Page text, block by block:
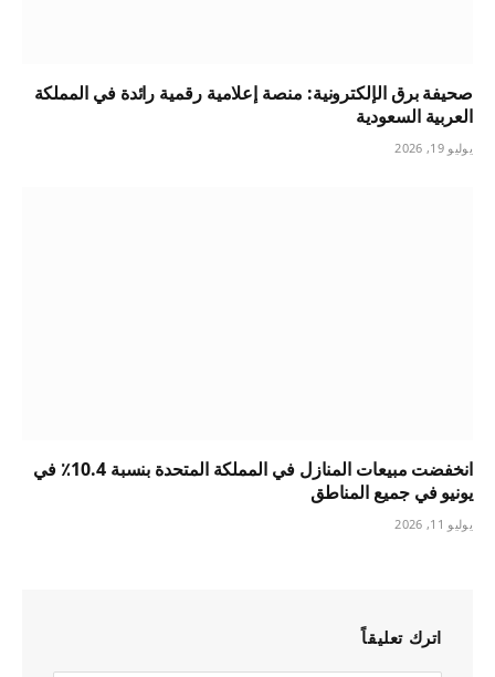
صحيفة برق الإلكترونية: منصة إعلامية رقمية رائدة في المملكة
العربية السعودية
يوليو 19, 2026
انخفضت مبيعات المنازل في المملكة المتحدة بنسبة 10.4٪ في
يونيو في جميع المناطق
يوليو 11, 2026
اترك تعليقاً